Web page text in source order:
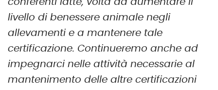
conferenti latte, volta ad aumentare il
livello di benessere animale negli
allevamenti e a mantenere tale
certificazione. Continueremo anche ad
impegnarci nelle attività necessarie al
mantenimento delle altre certificazioni